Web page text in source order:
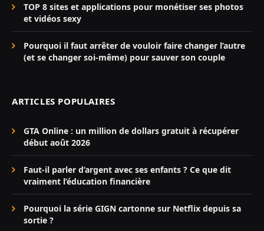
TOP 8 sites et applications pour monétiser ses photos
et vidéos sexy
Pourquoi il faut arrêter de vouloir faire changer l’autre
(et se changer soi-même) pour sauver son couple
ARTICLES POPULAIRES
GTA Online : un million de dollars gratuit à récupérer
début août 2026
Faut-il parler d’argent avec ses enfants ? Ce que dit
vraiment l’éducation financière
Pourquoi la série GIGN cartonne sur Netflix depuis sa
sortie ?